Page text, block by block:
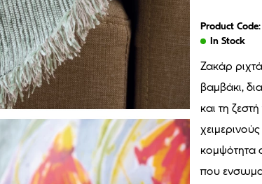
Product
In Stock
Ζακάρ
βαμβάκι,
και τη
κομψότητα
που